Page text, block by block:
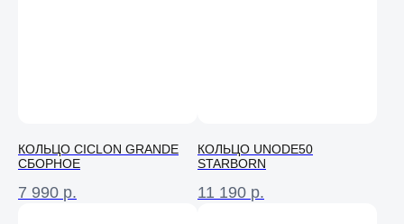
КОЛЬЦО CICLON GRANDE
СБОРНОЕ
7 990 р.
КОЛЬЦО UNODE50
STARBORN
11 190 р.